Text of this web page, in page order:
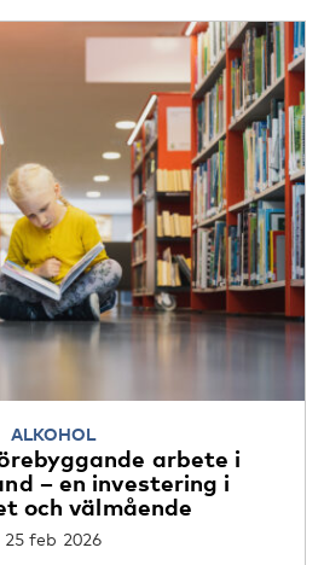
ALKOHOL
arbete i
– en investering i
och välmående
25 feb 2026